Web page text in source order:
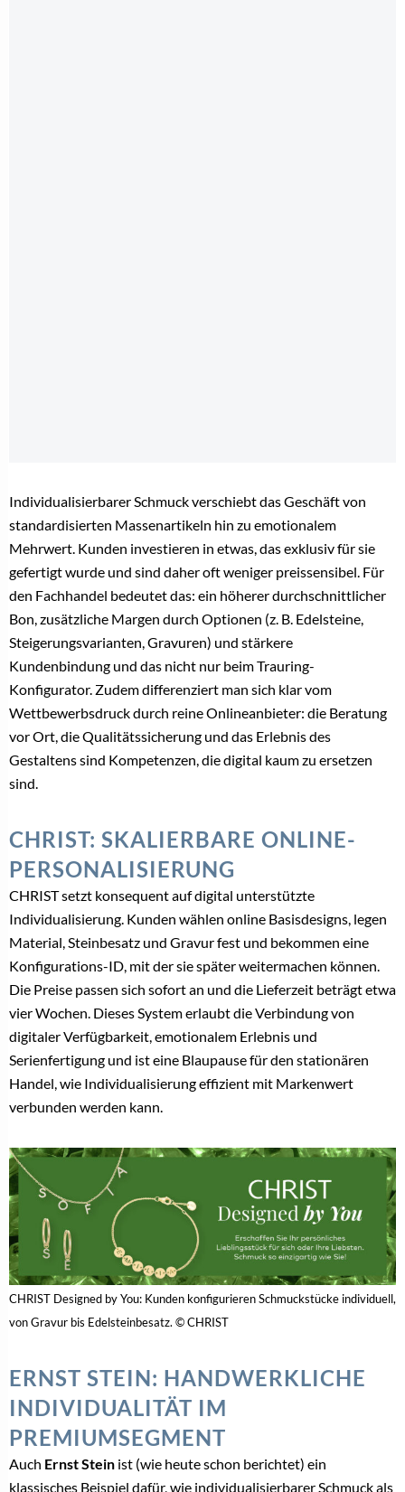
Individualisierbarer Schmuck verschiebt das Geschäft von
standardisierten Massenartikeln hin zu emotionalem
Mehrwert. Kunden investieren in etwas, das exklusiv für sie
gefertigt wurde und sind daher oft weniger preissensibel. Für
den Fachhandel bedeutet das: ein höherer durchschnittlicher
Bon, zusätzliche Margen durch Optionen (z. B. Edelsteine,
Steigerungsvarianten, Gravuren) und stärkere
Kundenbindung und das nicht nur beim Trauring-
Konfigurator. Zudem differenziert man sich klar vom
Wettbewerbsdruck durch reine Onlineanbieter: die Beratung
vor Ort, die Qualitätssicherung und das Erlebnis des
Gestaltens sind Kompetenzen, die digital kaum zu ersetzen
sind.
CHRIST: SKALIERBARE ONLINE-
PERSONALISIERUNG
CHRIST setzt konsequent auf digital unterstützte
Individualisierung. Kunden wählen online Basisdesigns, legen
Material, Steinbesatz und Gravur fest und bekommen eine
Konfigurations-ID, mit der sie später weitermachen können.
Die Preise passen sich sofort an und die Lieferzeit beträgt etwa
vier Wochen. Dieses System erlaubt die Verbindung von
digitaler Verfügbarkeit, emotionalem Erlebnis und
Serienfertigung und ist eine Blaupause für den stationären
Handel, wie Individualisierung effizient mit Markenwert
verbunden werden kann.
CHRIST Designed by You: Kunden konfigurieren Schmuckstücke individuell,
von Gravur bis Edelsteinbesatz. © CHRIST
ERNST STEIN: HANDWERKLICHE
INDIVIDUALITÄT IM
PREMIUMSEGMENT
Auch Ernst Stein ist (wie heute schon berichtet) ein
klassisches Beispiel dafür, wie individualisierbarer Schmuck als